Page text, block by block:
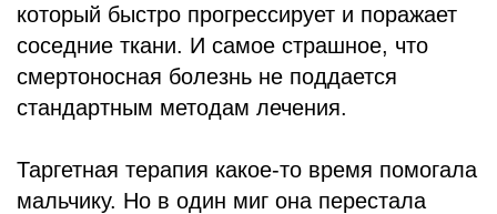
который быстро прогрессирует и поражает
соседние ткани. И самое страшное, что
смертоносная болезнь не поддается
стандартным методам лечения.
Таргетная терапия какое-то время помогала
мальчику. Но в один миг она перестала